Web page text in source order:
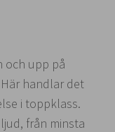
och upp på
handlar det
i toppklass.
från minsta